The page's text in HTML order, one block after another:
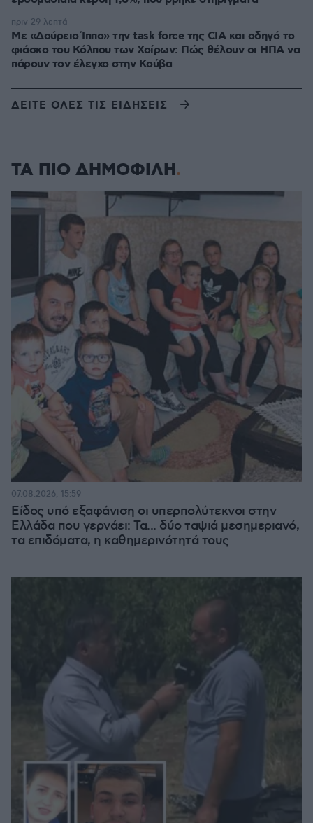
Με «Δούρειο Ίππο» την task force της CIA και οδηγό το
φιάσκο του Κόλπου των Χοίρων: Πώς θέλουν οι ΗΠΑ να
πάρουν τον έλεγχο στην Κούβα
πριν 29 λεπτά
ΔΕΙΤΕ ΟΛΕΣ ΤΙΣ ΕΙΔΗΣΕΙΣ
ΤΑ ΠΙΟ ΔΗΜΟΦΙΛΗ
Είδος υπό εξαφάνιση οι υπερπολύτεκνοι στην
Ελλάδα που γερνάει: Τα... δύο ταψιά μεσημεριανό,
τα επιδόματα, η καθημερινότητά τους
07.08.2026, 15:59